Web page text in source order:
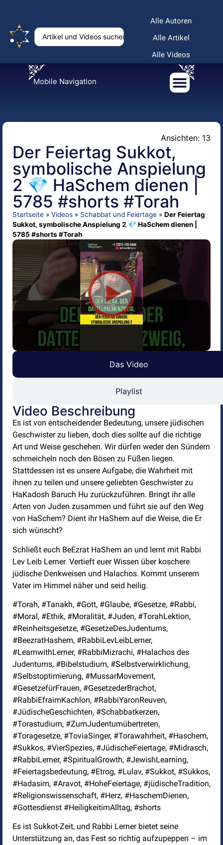
Alle Autoren
Alle Artikel
Alle Videos
Mobile Navigation
Ansichten: 13
Der Feiertag Sukkot,
symbolische Anspielung
2 💎 HaSchem dienen |
5785 #shorts #Torah
Startseite » Videos » Schabbat und Feiertage » Der Feiertag
Sukkot, symbolische Anspielung 2 💎 HaSchem dienen |
5785 #shorts #Torah
Das Video
Playlist
Video Beschreibung
Es ist von entscheidender Bedeutung, unsere jüdischen
Geschwister zu lieben, doch dies sollte auf die richtige
Art und Weise geschehen. Wir dürfen weder den Sündern
schmeicheln noch den Bösen zu Füßen liegen.
Stattdessen ist es unsere Aufgabe, die Wahrheit mit
ihnen zu teilen und unsere geliebten Geschwister zu
HaKadosh Baruch Hu zurückzuführen. Bringt ihr alle
Arten von Juden zusammen und führt sie auf den Weg
von HaSchem? Dient ihr HaShem auf die Weise, die Er
sich wünscht?
Schließt euch BeEzrat HaShem an und lernt mit Rabbi
Lev Leib Lerner. Vertieft euer Wissen über koschere
jüdische Denkweisen und Halachos. Kommt unserem
Vater im Himmel näher und seid heilig.
#Torah, #Tanakh, #Gott, #Glaube, #Gesetze, #Rabbi,
#Moral, #Ethik, #Moralität, #Juden, #TorahLektion,
#Reinheitsgesetze, #GesetzeDesJudentums,
#BeezratHashem, #RabbiLevLeibLerner,
#LearnwithLerner, #RabbiMizrachi, #Halachos des
Judentums, #Bibelstudium, #Selbstverwirklichung,
#Selbstoptimierung, #MussarMovement,
#GesetzefürFrauen, #GesetzederBrachot,
#RabbiEfraimKachlon, #RabbiYaronReuven,
#JüdischeGeschichten, #Schabbatkerzen,
#Torastudium, #ZumJudentumübertreten,
#Toragesetze, #ToviaSinger, #Torawahrheit, #Haschem,
#Sukkos, #VierSpezies, #JüdischeFeiertage, #Midrasch,
#RabbiLerner, #SpiritualGrowth, #JewishLearning,
#Feiertagsbedeutung, #Etrog, #Lulav, #Sukkot, #Sukkos,
#Hadasim, #Aravot, #HoheFeiertage, #jüdischeTradition,
#Religionswissenschaft, #Herz, #HaschemDienen,
#Gottesdienst #HeiligkeitimAlltag, #shorts
Es ist Sukkot-Zeit, und Rabbi Lerner bietet seine
Unterstützung an, das Fest so richtig aufzupeppen – im